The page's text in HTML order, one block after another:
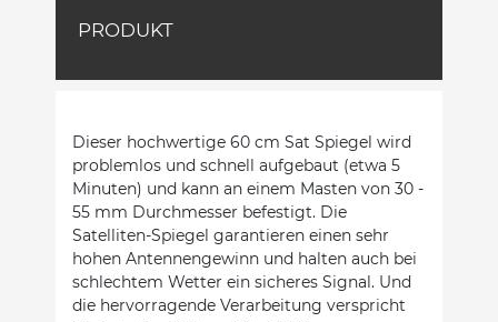
PRODUKT
Dieser hochwertige 60 cm Sat Spiegel wird
problemlos und schnell aufgebaut (etwa 5
Minuten) und kann an einem Masten von 30 -
55 mm Durchmesser befestigt. Die
Satelliten-Spiegel garantieren einen sehr
hohen Antennengewinn und halten auch bei
schlechtem Wetter ein sicheres Signal. Und
die hervorragende Verarbeitung verspricht